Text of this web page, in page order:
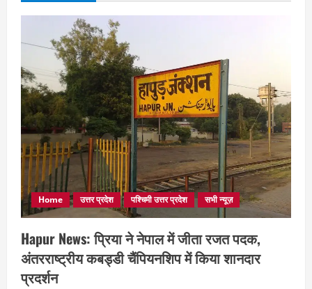
Home उत्तर प्रदेश पश्चिमी उत्तर प्रदेश सभी न्यूज़
Hapur News: प्रिया ने नेपाल में जीता रजत पदक,
अंतरराष्ट्रीय कबड्डी चैंपियनशिप में किया शानदार
प्रदर्शन